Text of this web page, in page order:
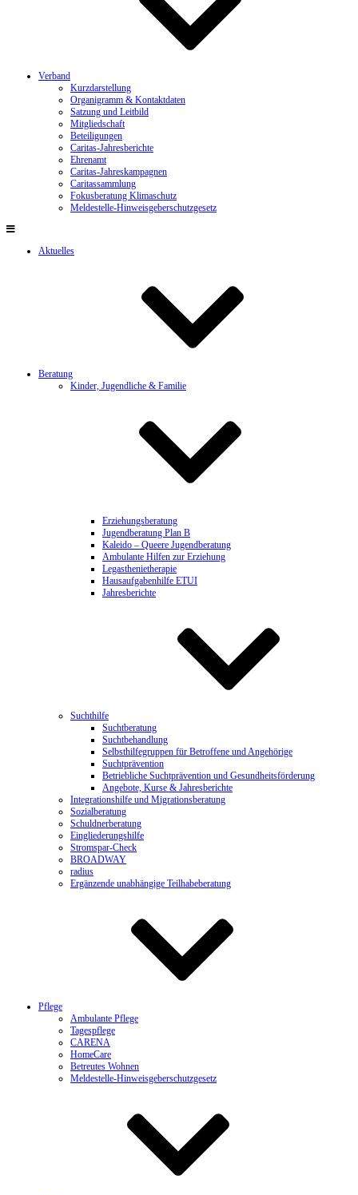
Verband
Kurzdarstellung
Organigramm & Kontaktdaten
Satzung und Leitbild
Mitgliedschaft
Beteiligungen
Caritas-Jahresberichte
Ehrenamt
Caritas-Jahreskampagnen
Caritassammlung
Fokusberatung Klimaschutz
Meldestelle-Hinweisgeberschutzgesetz
Aktuelles
Beratung
Kinder, Jugendliche & Familie
Erziehungsberatung
Jugendberatung Plan B
Kaleido – Queere Jugendberatung
Ambulante Hilfen zur Erziehung
Legasthenietherapie
Hausaufgabenhilfe ETUI
Jahresberichte
Suchthilfe
Suchtberatung
Suchtbehandlung
Selbsthilfegruppen für Betroffene und Angehörige
Suchtprävention
Betriebliche Suchtprävention und Gesundheitsförderung
Angebote, Kurse & Jahresberichte
Integrationshilfe und Migrationsberatung
Sozialberatung
Schuldnerberatung
Eingliederungshilfe
Stromspar-Check
BROADWAY
radius
Ergänzende unabhängige Teilhabeberatung
Pflege
Ambulante Pflege
Tagespflege
CARENA
HomeCare
Betreutes Wohnen
Meldestelle-Hinweisgeberschutzgesetz